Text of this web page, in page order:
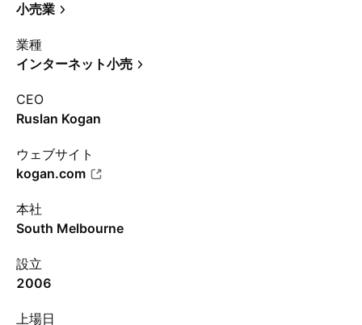
小売業
業種
インターネット小売
CEO
Ruslan Kogan
ウェブサイト
kogan.com
本社
South Melbourne
設立
2006
上場日